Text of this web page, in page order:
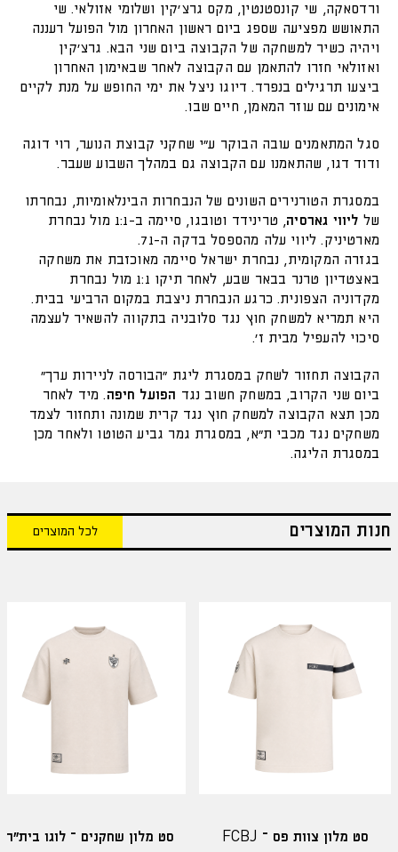
ורדסאקה, שי קונסטנטין, מקס גרצ׳קין ושלומי אזולאי. שי
התאושש מפציעה שספג ביום ראשון האחרון מול הפועל רעננה
ויהיה כשיר למשחקה של הקבוצה ביום שני הבא. גרצ׳קין
ואזולאי חזרו להתאמן עם הקבוצה לאחר שבאימון האחרון
ביצעו תרגילים בנפרד. דיוגו ניצל את ימי החופש על מנת לקיים
אימונים עם עוזר המאמן, חיים שבו.
סגל המתאמנים עובה הבוקר ע״י שחקני קבוצת הנוער, רוי דוגה
ודוד דגו, שהתאמנו עם הקבוצה גם במהלך השבוע שעבר.
במסגרת הטורנירים השונים של הנבחרות הבינלאומיות, נבחרתו
של ליווי גארסיה, טרינידד וטובגו, סיימה ב-1:1
מול נבחרת
מארטיניק. ליווי עלה מהספסל בדקה ה-71.
בגזרה המקומית, נבחרת ישראל סיימה מאוכזבת את משחקה
באצטדיון טרנר בבאר שבע, לאחר תיקו
מול נבחרת
מקדוניה הצפונית. כרגע הנבחרת ניצבת במקום הרביעי בבית.
היא תמריא למשחק חוץ נגד סלובניה בתקווה להשאיר לעצמה
סיכוי להעפיל מבית ז׳.
הקבוצה תחזור לשחק במסגרת ליגת ״הבורסה לניירות ערך״
ביום שני הקרוב, במשחק חשוב נגד הפועל חיפה. מיד לאחר
מכן תצא הקבוצה למשחק חוץ נגד קרית שמונה ותחזור לצמד
משחקים נגד מכבי ת״א, במסגרת גמר גביע הטוטו ולאחר מכן
במסגרת הליגה.
חנות המוצרים לכל המוצרים
סט מלון צוות פס – FCBJ סט מלון שחקנים – לוגו בית"ר